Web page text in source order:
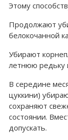
Этому
Продолжают
белокочанной
Убирают
летнюю редьку
В середине
цуккини)
сохраняют
состоянии.
допускать.